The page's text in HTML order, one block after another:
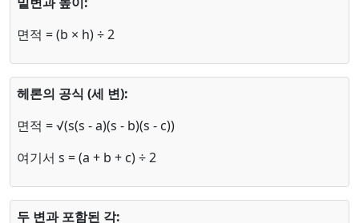
면적 = (b × h) ÷ 2
헤론의 공식 (세 변):
면적 = √(s(s - a)(s - b)(s - c))
여기서 s = (a + b + c) ÷ 2
두 변과 포함된 각: